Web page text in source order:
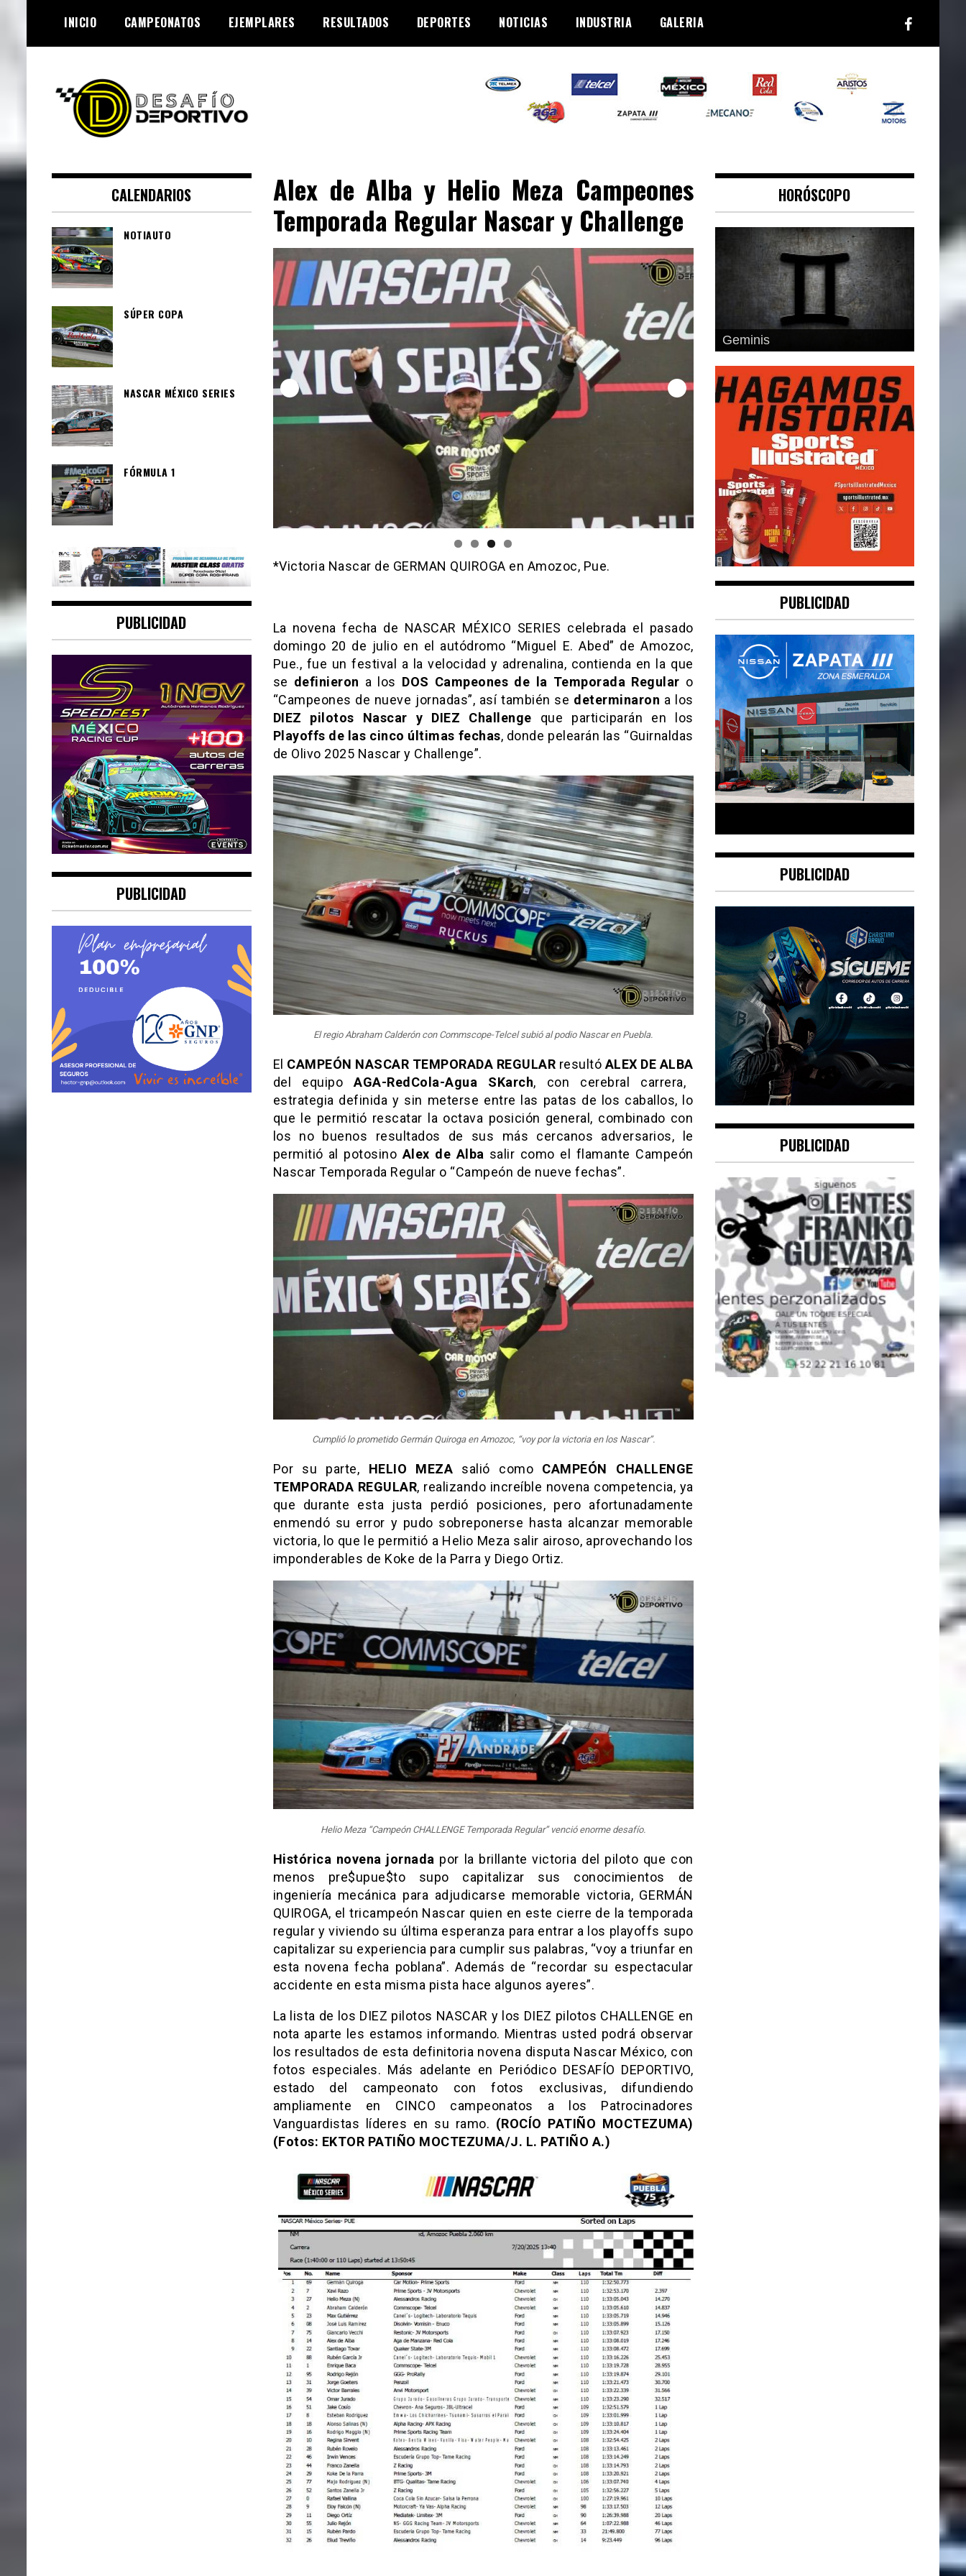
content
INICIO CAMPEONATOS EJEMPLARES RESULTADOS DEPORTES NOTICIAS INDUSTRIA GALERIA
Desafío Deportivo
velocidad
Alex de Alba y Helio Meza Campeones
Temporada Regular Nascar y Challenge
*Victoria Nascar de GERMAN QUIROGA en Amozoc, Pue.
La novena fecha de NASCAR MÉXICO SERIES celebrada el pasado
domingo 20 de julio en el autódromo “Miguel E. Abed” de Amozoc,
Pue., fue un festival a la velocidad y adrenalina, contienda en la que
se definieron a los DOS Campeones de la Temporada Regular o
“Campeones de nueve jornadas”, así también se determinaron a los
DIEZ pilotos Nascar y DIEZ Challenge que participarán en los
Playoffs de las cinco últimas fechas, donde pelearán las “Guirnaldas
de Olivo 2025 Nascar y Challenge”.
El regio Abraham Calderón con Commscope-Telcel subió al podio Nascar en Puebla.
El CAMPEÓN NASCAR TEMPORADA REGULAR resultó ALEX DE ALBA
del equipo AGA-RedCola-Agua SKarch, con cerebral carrera,
estrategia definida y sin meterse entre las patas de los caballos, lo
que le permitió rescatar la octava posición general, combinado con
los no buenos resultados de sus más cercanos adversarios, le
permitió al potosino Alex de Alba salir como el flamante Campeón
Nascar Temporada Regular o “Campeón de nueve fechas”.
Cumplió lo prometido Germán Quiroga en Amozoc, “voy por la victoria en los Nascar”.
Por su parte, HELIO MEZA salió como CAMPEÓN CHALLENGE
TEMPORADA REGULAR, realizando increíble novena competencia, ya
que durante esta justa perdió posiciones, pero afortunadamente
enmendó su error y pudo sobreponerse hasta alcanzar memorable
victoria, lo que le permitió a Helio Meza salir airoso, aprovechando los
imponderables de Koke de la Parra y Diego Ortiz.
Helio Meza “Campeón CHALLENGE Temporada Regular” venció enorme desafío.
Histórica novena jornada por la brillante victoria del piloto que con
menos pre$upue$to supo capitalizar sus conocimientos de
ingeniería mecánica para adjudicarse memorable victoria, GERMÁN
QUIROGA, el tricampeón Nascar quien en este cierre de la temporada
regular y viviendo su última esperanza para entrar a los playoffs supo
capitalizar su experiencia para cumplir sus palabras, “voy a triunfar en
esta novena fecha poblana”. Además de “recordar su espectacular
accidente en esta misma pista hace algunos ayeres”.
La lista de los DIEZ pilotos NASCAR y los DIEZ pilotos CHALLENGE en
nota aparte les estamos informando. Mientras usted podrá observar
los resultados de esta definitoria novena disputa Nascar México, con
fotos especiales. Más adelante en Periódico DESAFÍO DEPORTIVO,
estado del campeonato con fotos exclusivas, difundiendo
ampliamente en CINCO campeonatos a los Patrocinadores
Vanguardistas líderes en su ramo. (ROCÍO PATIÑO MOCTEZUMA)
(Fotos: EKTOR PATIÑO MOCTEZUMA/J. L. PATIÑO A.)
CALENDARIOS
NOTIAUTO
SÚPER COPA
NASCAR MÉXICO SERIES
FÓRMULA 1
PUBLICIDAD
PUBLICIDAD
HORÓSCOPO
Cancer
PUBLICIDAD
PUBLICIDAD
PUBLICIDAD